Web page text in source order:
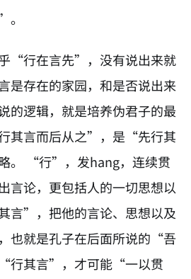
“行在言先”，没有说出来就
存在的家园，和是否说出来
的逻辑，就是培养伪君子的最
其言而后从之”，是“先行其
。 “行”，发hang，连续贯
论，更包括人的一切思想以
言”，把他的言论、思想以及
也就是孔子在后面所说的“吾
行其言”，才可能“一以贯